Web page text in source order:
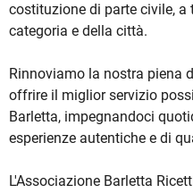
costituzione di parte civile,
categoria e della città.
Rinnoviamo la nostra piena
offrire il miglior servizio
Barletta, impegnandoci
esperienze autentiche e di
L'Associazione Barletta